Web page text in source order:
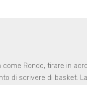
Rondo, tirare in
di scrivere di basket.